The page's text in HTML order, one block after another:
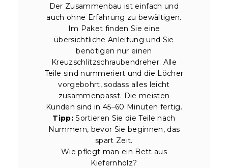
Der Zusammenbau ist einfach und
auch ohne Erfahrung zu bewältigen.
Im Paket finden Sie eine
übersichtliche Anleitung und Sie
benötigen nur einen
Kreuzschlitzschraubendreher. Alle
Teile sind nummeriert und die Löcher
vorgebohrt, sodass alles leicht
zusammenpasst. Die meisten
Kunden sind in 45–60 Minuten fertig.
Tipp: Sortieren Sie die Teile nach
Nummern, bevor Sie beginnen, das
spart Zeit.
Wie pflegt man ein Bett aus
Kiefernholz?